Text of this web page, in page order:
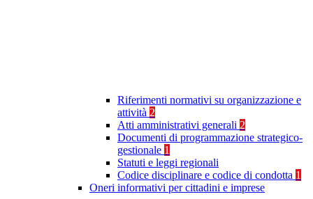
Riferimenti normativi su organizzazione e
attività 2
Atti amministrativi generali 2
Documenti di programmazione strategico-
gestionale 1
Statuti e leggi regionali
Codice disciplinare e codice di condotta 1
Oneri informativi per cittadini e imprese